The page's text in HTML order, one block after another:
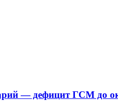
— дефицит ГСМ до